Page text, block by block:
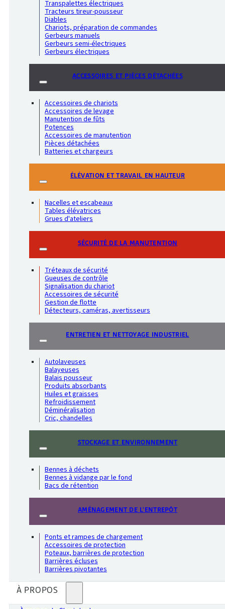
Transpalettes électriques
Tracteurs tireur-pousseur
Diables
Chariots, préparation de commandes
Gerbeurs manuels
Gerbeurs semi-électriques
Gerbeurs électriques
ACCESSOIRES ET PIÈCES DÉTACHÉES
Accessoires de chariots
Accessoires de levage
Manutention de fûts
Potences
Accessoires de manutention
Pièces détachées
Batteries et chargeurs
ÉLÉVATION ET TRAVAIL EN HAUTEUR
Nacelles et escabeaux
Tables élévatrices
Grues d'ateliers
SÉCURITÉ DE LA MANUTENTION
Tréteaux de sécurité
Gueuses de contrôle
Signalisation du chariot
Accessoires de sécurité
Gestion de flotte
Détecteurs, caméras, avertisseurs
ENTRETIEN ET NETTOYAGE INDUSTRIEL
Autolaveuses
Balayeuses
Balais pousseur
Produits absorbants
Huiles et graisses
Refroidissement
Déminéralisation
Cric, chandelles
STOCKAGE ET ENVIRONNEMENT
Bennes à déchets
Bennes à vidange par le fond
Bacs de rétention
AMÉNAGEMENT DE L'ENTREPÔT
Ponts et rampes de chargement
Accessoires de protection
Poteaux, barrières de protection
Barrières écluses
Barrières pivotantes
À PROPOS